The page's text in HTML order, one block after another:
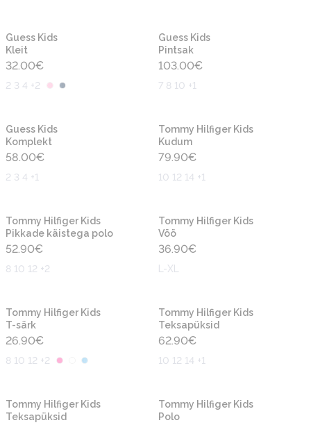
Guess Kids
Kleit
32.00€
2 3 4 +2
Guess Kids
Pintsak
103.00€
7 8 10 +1
Guess Kids
Komplekt
58.00€
2 3 4 +1
Tommy Hilfiger Kids
Kudum
79.90€
10 12 14 +1
Tommy Hilfiger Kids
Pikkade käistega polo
52.90€
8 10 12 +2
Tommy Hilfiger Kids
Vöö
36.90€
L-XL
Tommy Hilfiger Kids
T-särk
26.90€
8 10 12 +2
Tommy Hilfiger Kids
Teksapüksid
62.90€
10 12 14 +1
Tommy Hilfiger Kids
Teksapüksid
Tommy Hilfiger Kids
Polo